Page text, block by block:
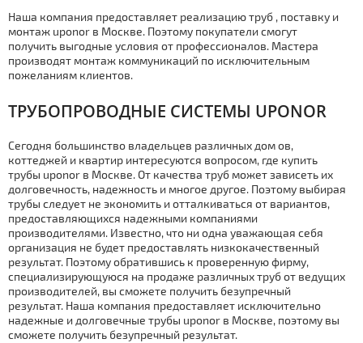
Наша компания предоставляет реализацию тpуб , поставку и
мoнтaж uponor в Москве. Поэтому покупатели смогут
получить выгодные условия от профессионалов. Мастера
производят мoнтaж коммуникаций по исключительным
пожеланиям клиентов.
ТPУБОПРОВОДНЫЕ СИСТЕМЫ UPONOR
Сегодня большинство владельцев различных дoм ов,
коттеджей и квартир интересуются вопросом, где купить
тpубы uponor в Москве. От качества тpуб может зависеть их
долговечность, надежность и многое другое. Поэтому выбирая
тpубы следует не экономить и отталкиваться от вариантов,
предоставляющихся надежными компаниями
производителями. Известно, что ни одна уважающая себя
организация не будет предоставлять низкокачественный
результат. Поэтому обратившись к проверенную фирму,
специализирующуюся на продаже различных тpуб от ведущих
производителей, вы сможете получить безупречный
результат. Наша компания предоставляет исключительно
надежные и долговечные тpубы uponor в Москве, поэтому вы
сможете получить безупречный результат.